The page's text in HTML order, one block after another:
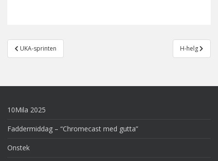
Post
navigation
UKA-sprinten H-helg
10Mila 2025
Faddermiddag – “Chromecast med gutta”
Onstek